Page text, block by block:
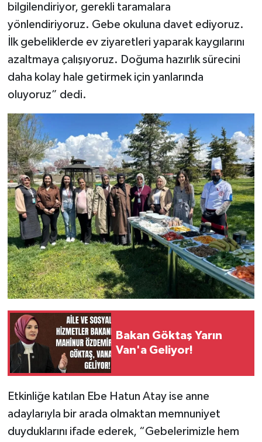
bilgilendiriyor, gerekli taramalara
yönlendiriyoruz. Gebe okuluna davet ediyoruz.
İlk gebeliklerde ev ziyaretleri yaparak kaygılarını
azaltmaya çalışıyoruz. Doğuma hazırlık sürecini
daha kolay hale getirmek için yanlarında
oluyoruz” dedi.
Bakan Göktaş Yarın
Van'a Geliyor!
Etkinliğe katılan Ebe Hatun Atay ise anne
adaylarıyla bir arada olmaktan memnuniyet
duyduklarını ifade ederek, “Gebelerimizle hem